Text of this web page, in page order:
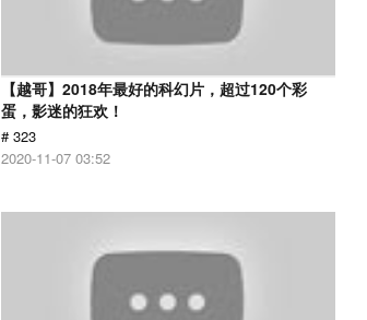
【越哥】2018年最好的科幻片，超过120个彩
蛋，影迷的狂欢！
# 323
2020-11-07 03:52